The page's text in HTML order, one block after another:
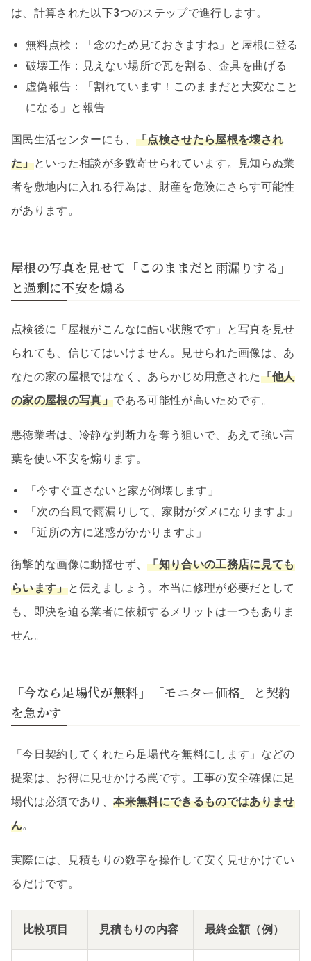
は、計算された以下3つのステップで進行します。
無料点検：「念のため見ておきますね」と屋根に登る
破壊工作：見えない場所で瓦を割る、金具を曲げる
虚偽報告：「割れています！このままだと大変なこと
になる」と報告
国民生活センターにも、 「点検させたら屋根を壊され
た」といった相談が多数寄せられています。見知らぬ業
者を敷地内に入れる行為は、財産を危険にさらす可能性
があります。
屋根の写真を見せて「このままだと雨漏りする」
と過剰に不安を煽る
点検後に「屋根がこんなに酷い状態です」と写真を見せ
られても、信じてはいけません。見せられた画像は、あ
なたの家の屋根ではなく、あらかじめ用意された「他人
の家の屋根の写真」である可能性が高いためです。
悪徳業者は、冷静な判断力を奪う狙いで、あえて強い言
葉を使い不安を煽ります。
「今すぐ直さないと家が倒壊します」
「次の台風で雨漏りして、家財がダメになりますよ」
「近所の方に迷惑がかかりますよ」
衝撃的な画像に動揺せず、「知り合いの工務店に見ても
らいます」と伝えましょう。本当に修理が必要だとして
も、即決を迫る業者に依頼するメリットは一つもありま
せん。
「今なら足場代が無料」「モニター価格」と契約
を急かす
「今日契約してくれたら足場代を無料にします」などの
提案は、お得に見せかける罠です。工事の安全確保に足
場代は必須であり、本来無料にできるものではありませ
ん。
実際には、見積もりの数字を操作して安く見せかけてい
るだけです。
比較項目 見積もりの内容 最終金額（例）